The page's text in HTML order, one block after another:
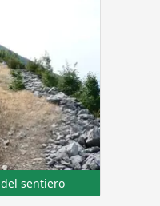
sentiero